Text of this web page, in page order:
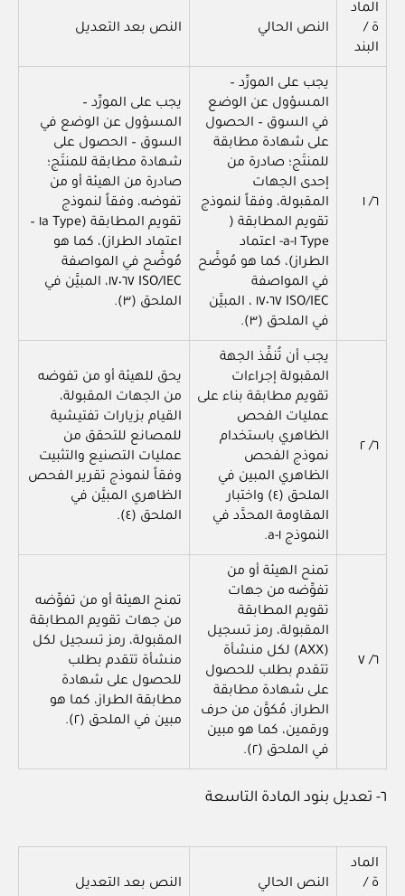
الماد
ة /
البند
النص الحالي النص بعد التعديل
٦/ ١
يجب على المورِّد –
المسؤول عن الوضع
في السوق – الحصول
على شهادة مطابقة
للمنتَج؛ صادرة من
إحدى الجهات
المقبولة، وفقاً لنموذج
تقويم المطابقة (
Type ١-a- اعتماد
الطراز)، كما هو مُوضَّح
في المواصفة
ISO/IEC ١٧٠٦٧ ، المبيَّن
في الملحق (٣).
يجب على المورِّد –
المسؤول عن الوضع في
السوق – الحصول على
شهادة مطابقة للمنتَج؛
صادرة من الهيئة أو من
تفوضه، وفقاً لنموذج
تقويم المطابقة (Type ١a –
اعتماد الطراز)، كما هو
مُوضَّح في المواصفة
ISO/IEC ١٧٠٦٧، المبيَّن في
الملحق (٣).
٦/ ٢
يجب أن تُنفِّذ الجهة
المقبولة إجراءات
تقويم مطابقة بناء على
عمليات الفحص
الظاهري باستخدام
نموذج الفحص
الظاهري المبين في
الملحق (٤) واختبار
المقاومة المحدَّد في
النموذج ١-a.
يحق للهيئة أو من تفوضه
من الجهات المقبولة،
القيام بزيارات تفتيشية
للمصانع للتحقق من
عمليات التصنيع والتثبيت
وفقاً لنموذج تقرير الفحص
الظاهري المبيَّن في
الملحق (٤).
٦/ ٧
تمنح الهيئة أو من
تفوِّضه من جهات
تقويم المطابقة
المقبولة، رمز تسجيل
(AXX) لكل منشأة
تتقدم بطلب للحصول
على شهادة مطابقة
الطراز، مُكوَّن من حرف
ورقمين، كما هو مبين
في الملحق (٢).
تمنح الهيئة أو من تفوِّضه
من جهات تقويم المطابقة
المقبولة، رمز تسجيل لكل
منشأة تتقدم بطلب
للحصول على شهادة
مطابقة الطراز، كما هو
مبين في الملحق (٢).
٦- تعديل بنود المادة التاسعة
الماد
ة /
النص الحالي النص بعد التعديل